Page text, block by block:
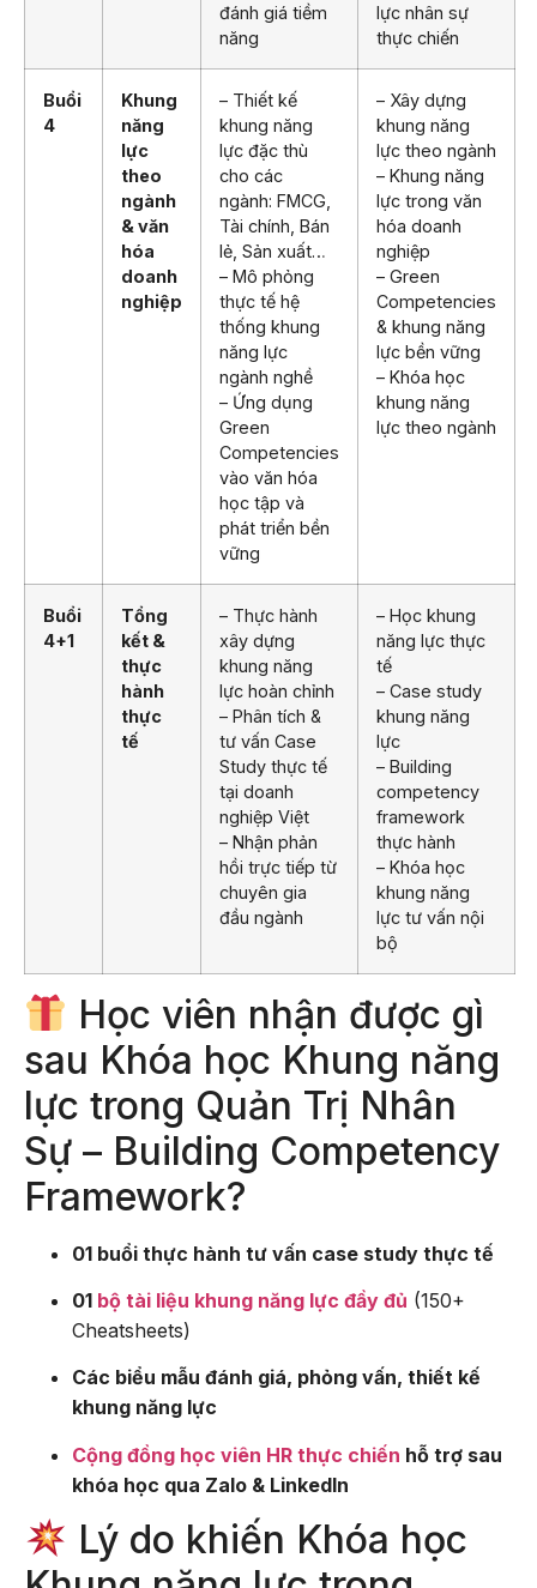
đánh giá tiềm
năng
lực nhân sự
thực chiến
Buổi
4
Khung
năng
lực
theo
ngành
& văn
hóa
doanh
nghiệp
– Thiết kế
khung năng
lực đặc thù
cho các
ngành: FMCG,
Tài chính, Bán
lẻ, Sản xuất…
– Mô phỏng
thực tế hệ
thống khung
năng lực
ngành nghề
– Ứng dụng
Green
Competencies
vào văn hóa
học tập và
phát triển bền
vững
– Xây dựng
khung năng
lực theo ngành
– Khung năng
lực trong văn
hóa doanh
nghiệp
– Green
Competencies
& khung năng
lực bền vững
– Khóa học
khung năng
lực theo ngành
Buổi
4+1
Tổng
kết &
thực
hành
thực
tế
– Thực hành
xây dựng
khung năng
lực hoàn chỉnh
– Phân tích &
tư vấn Case
Study thực tế
tại doanh
nghiệp Việt
– Nhận phản
hồi trực tiếp từ
chuyên gia
đầu ngành
– Học khung
năng lực thực
tế
– Case study
khung năng
lực
– Building
competency
framework
thực hành
– Khóa học
khung năng
lực tư vấn nội
bộ
Học viên nhận được gì
sau Khóa học Khung năng
lực trong Quản Trị Nhân
Sự – Building Competency
Framework?
01 buổi thực hành tư vấn case study thực tế
01 bộ tài liệu khung năng lực đầy đủ (150+
Cheatsheets)
Các biểu mẫu đánh giá, phỏng vấn, thiết kế
khung năng lực
Cộng đồng học viên HR thực chiến hỗ trợ sau
khóa học qua Zalo & LinkedIn
Lý do khiến Khóa học